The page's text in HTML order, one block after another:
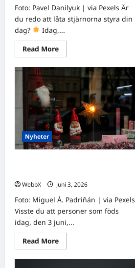
Foto: Pavel Danilyuk | via Pexels Är
du redo att låta stjärnorna styra din
dag?
Idag,...
Read MoreRead
more
Vad
säger
stjärnorna
om
dig?
Dagens
horoskop
4
juni
2026
Nyheter
WebbX
juni 3, 2026
Foto: Miguel Á. Padriñán | via Pexels
Visste du att personer som föds
idag, den 3 juni,...
Read MoreRead
more
Födda